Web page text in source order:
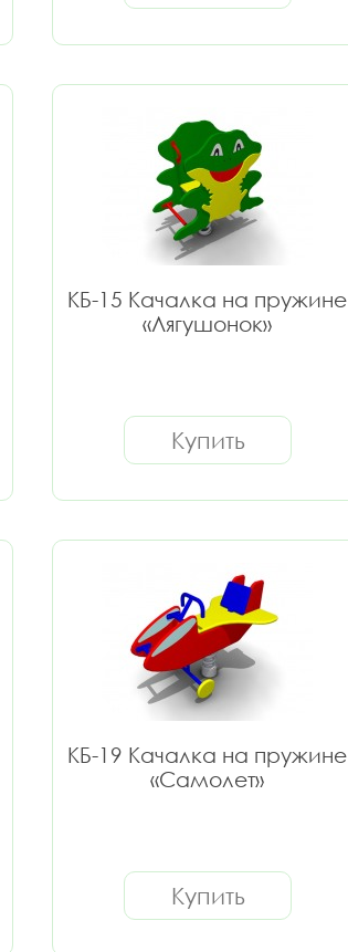
КБ-15 Качалка на пружине
«Лягушонок»
Купить
КБ-19 Качалка на пружине
«Самолет»
Купить